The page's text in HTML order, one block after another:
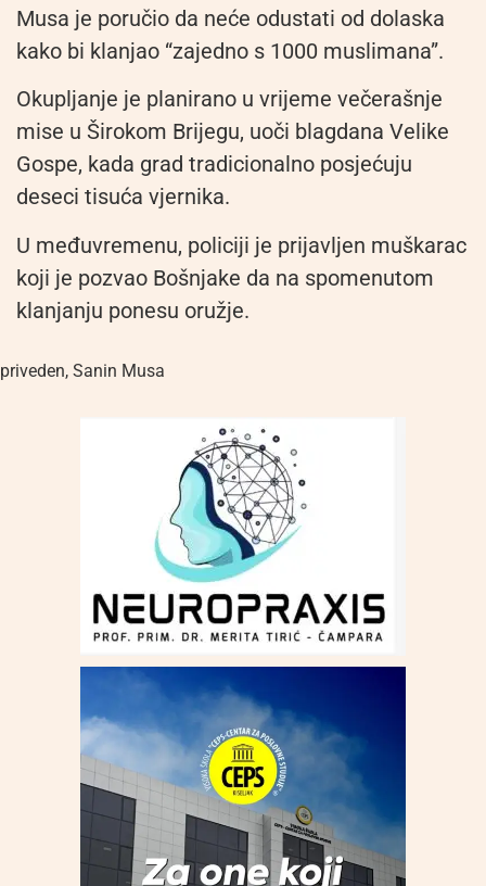
Musa je poručio da neće odustati od dolaska
kako bi klanjao “zajedno s 1000 muslimana”.
Okupljanje je planirano u vrijeme večerašnje
mise u Širokom Brijegu, uoči blagdana Velike
Gospe, kada grad tradicionalno posjećuju
deseci tisuća vjernika.
U međuvremenu, policiji je prijavljen muškarac
koji je pozvao Bošnjake da na spomenutom
klanjanju ponesu oružje.
priveden, Sanin Musa